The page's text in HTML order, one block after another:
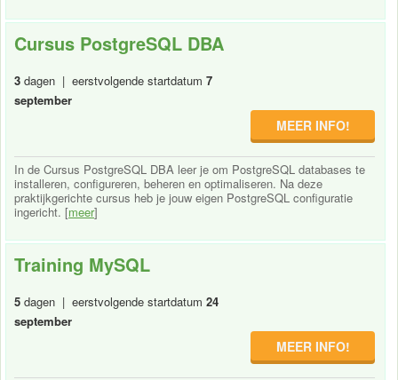
Cursus PostgreSQL DBA
3 dagen | eerstvolgende startdatum 7
september
MEER INFO!
In de Cursus PostgreSQL DBA leer je om PostgreSQL databases te
installeren, configureren, beheren en optimaliseren. Na deze
praktijkgerichte cursus heb je jouw eigen PostgreSQL configuratie
ingericht. [meer]
Training MySQL
5 dagen | eerstvolgende startdatum 24
september
MEER INFO!